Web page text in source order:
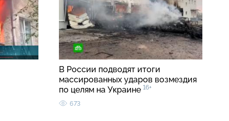
В России подводят итоги
массированных ударов возмездия
по целям на Украине 16+
673